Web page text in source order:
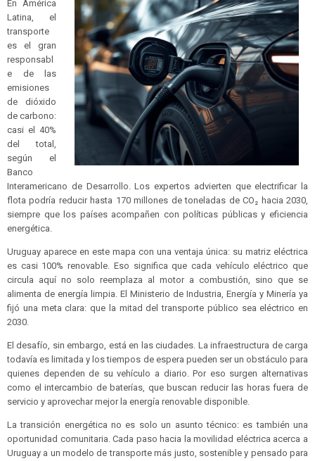
En América
Latina, el
transporte
es el gran
responsabl
e de las
emisiones
de dióxido
de carbono:
casi el 40%
del total,
según el
Banco
Interamericano de Desarrollo. Los expertos advierten que electrificar la
flota podría reducir hasta 170 millones de toneladas de CO₂ hacia 2030,
siempre que los países acompañen con políticas públicas y eficiencia
energética.
Uruguay aparece en este mapa con una ventaja única: su matriz eléctrica
es casi 100% renovable. Eso significa que cada vehículo eléctrico que
circula aquí no solo reemplaza al motor a combustión, sino que se
alimenta de energía limpia. El Ministerio de Industria, Energía y Minería ya
fijó una meta clara: que la mitad del transporte público sea eléctrico en
2030.
El desafío, sin embargo, está en las ciudades. La infraestructura de carga
todavía es limitada y los tiempos de espera pueden ser un obstáculo para
quienes dependen de su vehículo a diario. Por eso surgen alternativas
como el intercambio de baterías, que buscan reducir las horas fuera de
servicio y aprovechar mejor la energía renovable disponible.
La transición energética no es solo un asunto técnico: es también una
oportunidad comunitaria. Cada paso hacia la movilidad eléctrica acerca a
Uruguay a un modelo de transporte más justo, sostenible y pensado para